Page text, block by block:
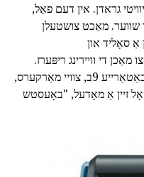
גראדן. אין דעם פאַל,
שווער. מאַכט צושטעלן
אַ סאָליד און
די וויירינג ריפּערז.
נאָרמאַל קיילע ינווענטאַר כולל איינער באַטאַרייע 9ב, צוויי מאַרקערס,
זאָל זיין אַ מאָדעל, "באָעסטש